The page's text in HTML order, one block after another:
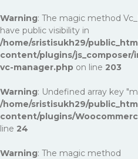
Warning: The magic method
have public visibility in
/home/sristisukh29/
content/plugins/js_composer/
vc-manager.php on line 203
Warning: Undefined array key
/home/sristisukh29/
content/plugins/
line 24
Warning: The magic method